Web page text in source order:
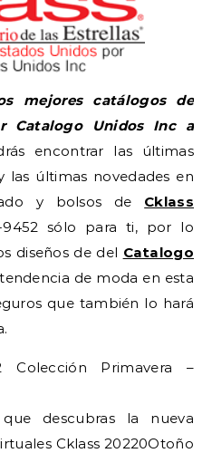
mejores catálogos de
Catalogo Unidos Inc a
encontrar las últimas
las últimas novedades en
y bolsos de Cklass
9452 sólo para ti, por lo
diseños de del Catalogo
de moda en esta
que también lo hará
Colección Primavera –
descubras la nueva
Cklass 20220Otoño